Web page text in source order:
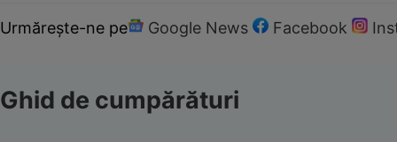
Urmărește-ne pe Google News Facebook
Ghid de cumpărături